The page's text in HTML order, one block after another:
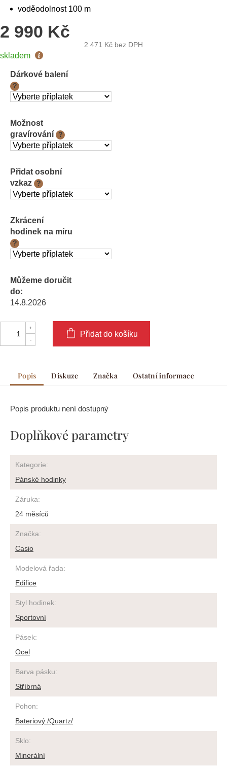
2 990 Kč
2 471 Kč bez DPH
Měrná
skladem
Dárkové balení
?
Možnost
gravírování
?
Přidat osobní
vzkaz
?
Zkrácení
hodinek na míru
?
Můžeme doručit
do:
14.8.2026
Přidat do košíku
voděodolnost 100 m
Popis Diskuze Značka Ostatní informace
Popis produktu není dostupný
Doplňkové parametry
Kategorie:
Pánské hodinky
Záruka:
24 měsíců
Značka:
Casio
Modelová řada:
Edifice
Styl hodinek:
Sportovní
Pásek:
Ocel
Barva pásku:
Stříbrná
Pohon:
Bateriový /Quartz/
Sklo:
Minerální